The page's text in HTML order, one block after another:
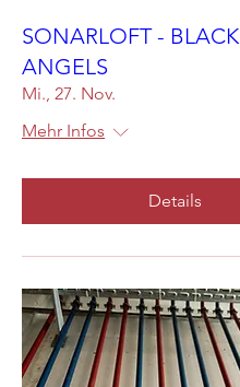
SONARLOFT - BLACK
ANGELS
Mi., 27. Nov.
Mehr Infos
Details